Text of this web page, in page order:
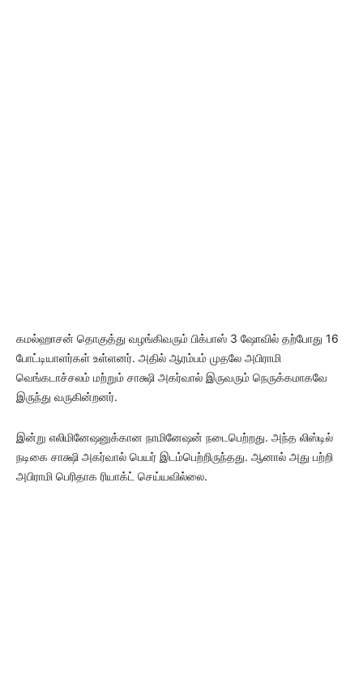
கமல்ஹாசன் தொகுத்து வழங்கிவரும் பிக்பாஸ் 3 ஷோவில் தற்போது 16
போட்டியாளர்கள் உள்ளனர். அதில் ஆரம்பம் முதலே அபிராமி
வெங்கடாச்சலம் மற்றும் சாக்ஷி அகர்வால் இருவரும் நெருக்கமாகவே
இருந்து வருகின்றனர்.
இன்று எலிமினேஷனுக்கான நாமினேஷன் நடைபெற்றது. அந்த லிஸ்டில்
நடிகை சாக்ஷி அகர்வால் பெயர் இடம்பெற்றிருந்தது. ஆனால் அது பற்றி
அபிராமி பெரிதாக ரியாக்ட் செய்யவில்லை.